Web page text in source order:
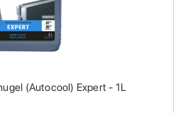
(Autocool) Expert - 1L